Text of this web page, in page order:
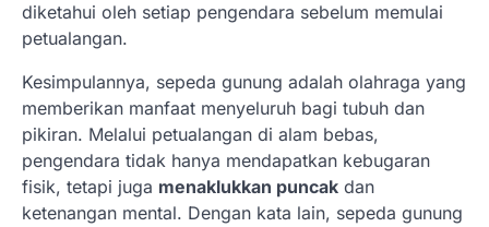
diketahui oleh setiap pengendara sebelum memulai
petualangan.
Kesimpulannya, sepeda gunung adalah olahraga yang
memberikan manfaat menyeluruh bagi tubuh dan
pikiran. Melalui petualangan di alam bebas,
pengendara tidak hanya mendapatkan kebugaran
fisik, tetapi juga menaklukkan puncak dan
ketenangan mental. Dengan kata lain, sepeda gunung